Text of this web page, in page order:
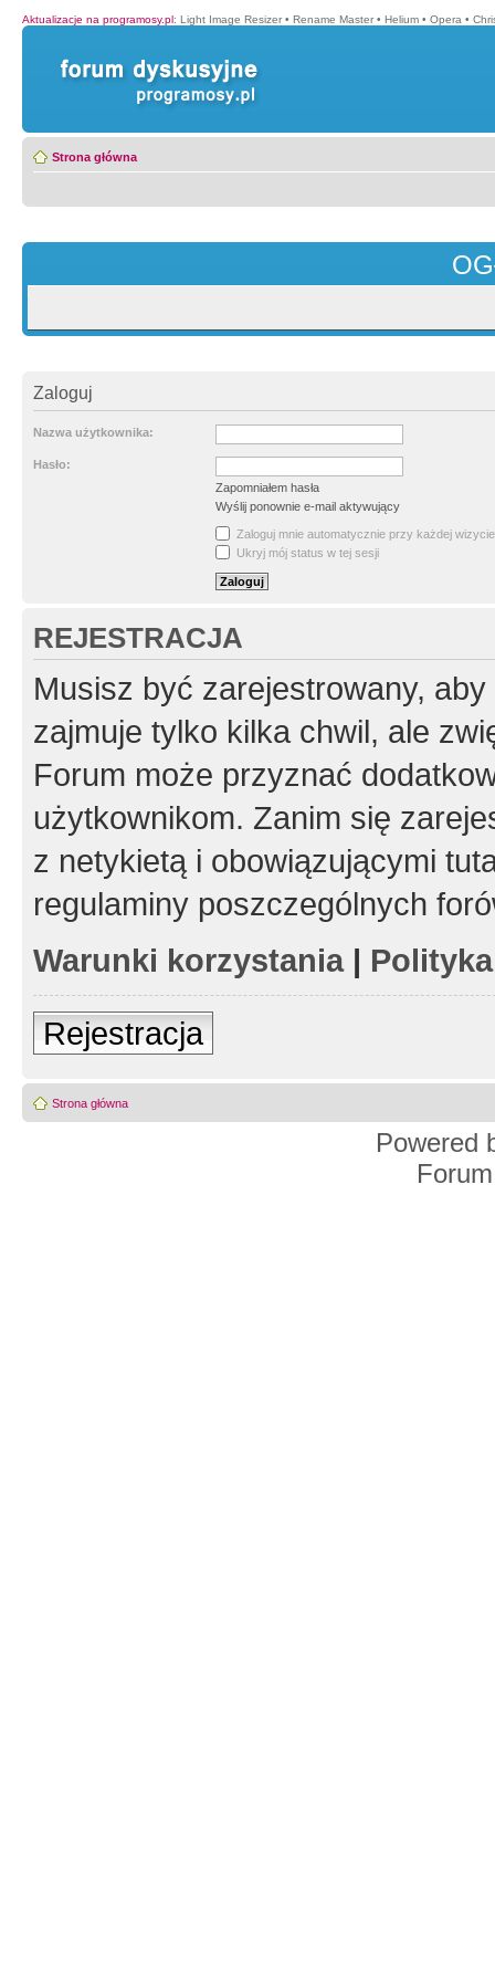
Aktualizacje na programosy.pl: Light Image Resizer • Rename Master • Helium • Opera •
Strona główna
Zaloguj
Nazwa użytkownika:
Hasło:
Zapomniałem hasła
Wyślij ponownie e-mail aktywujący
Zaloguj mnie automatycznie przy każdej wizycie
Ukryj mój status w tej sesji
REJESTRACJA
Musisz być zarejestrowany,
zajmuje tylko kilka chwil, ale
Forum może przyznać
użytkownikom. Zanim się
z netykietą i obowiązującymi
regulaminy poszczególnych
Warunki korzystania|
Rejestracja
Strona główna
Powered